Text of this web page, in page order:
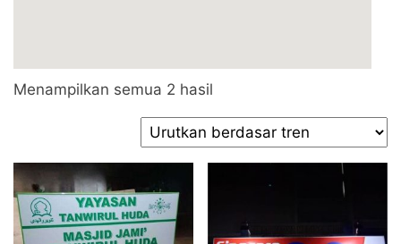
Menampilkan semua 2 hasil
popularitas